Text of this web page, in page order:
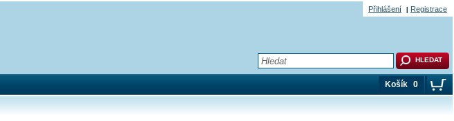
Košík 0
Přihlášení Registrace